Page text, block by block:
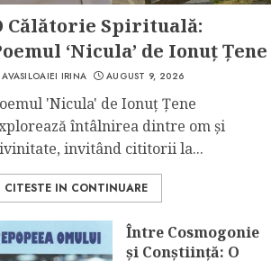
Călătorie Spirituală:
‘Nicula’ de Ionuț Țene
AVASILOAIEI IRINA AUGUST 9, 2026
'Nicula' de Ionuț Țene
întâlnirea dintre om și
invitând cititorii la...
CITESTE IN CONTINUARE
Între Cosmogonie
și Conștiință: O